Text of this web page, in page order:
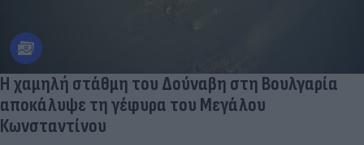
Η χαμηλή στάθμη του Δούναβη στη Βουλγαρία
αποκάλυψε τη γέφυρα του Μεγάλου
Κωνσταντίνου